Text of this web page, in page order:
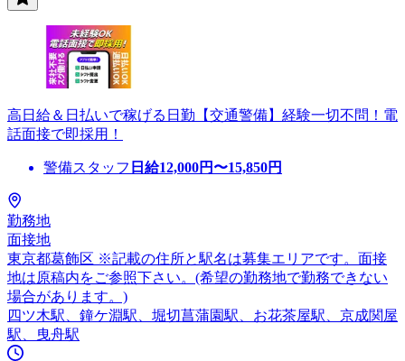
高日給＆日払いで稼げる日勤【交通警備】経験一切不問！電
話面接で即採用！
警備スタッフ 日給12,000円〜15,850円
勤務地
面接地
東京都葛飾区 ※記載の住所と駅名は募集エリアです。面接
地は原稿内をご参照下さい。(希望の勤務地で勤務できない
場合があります。)
四ツ木駅、鐘ケ淵駅、堀切菖蒲園駅、お花茶屋駅、京成関屋
駅、曳舟駅